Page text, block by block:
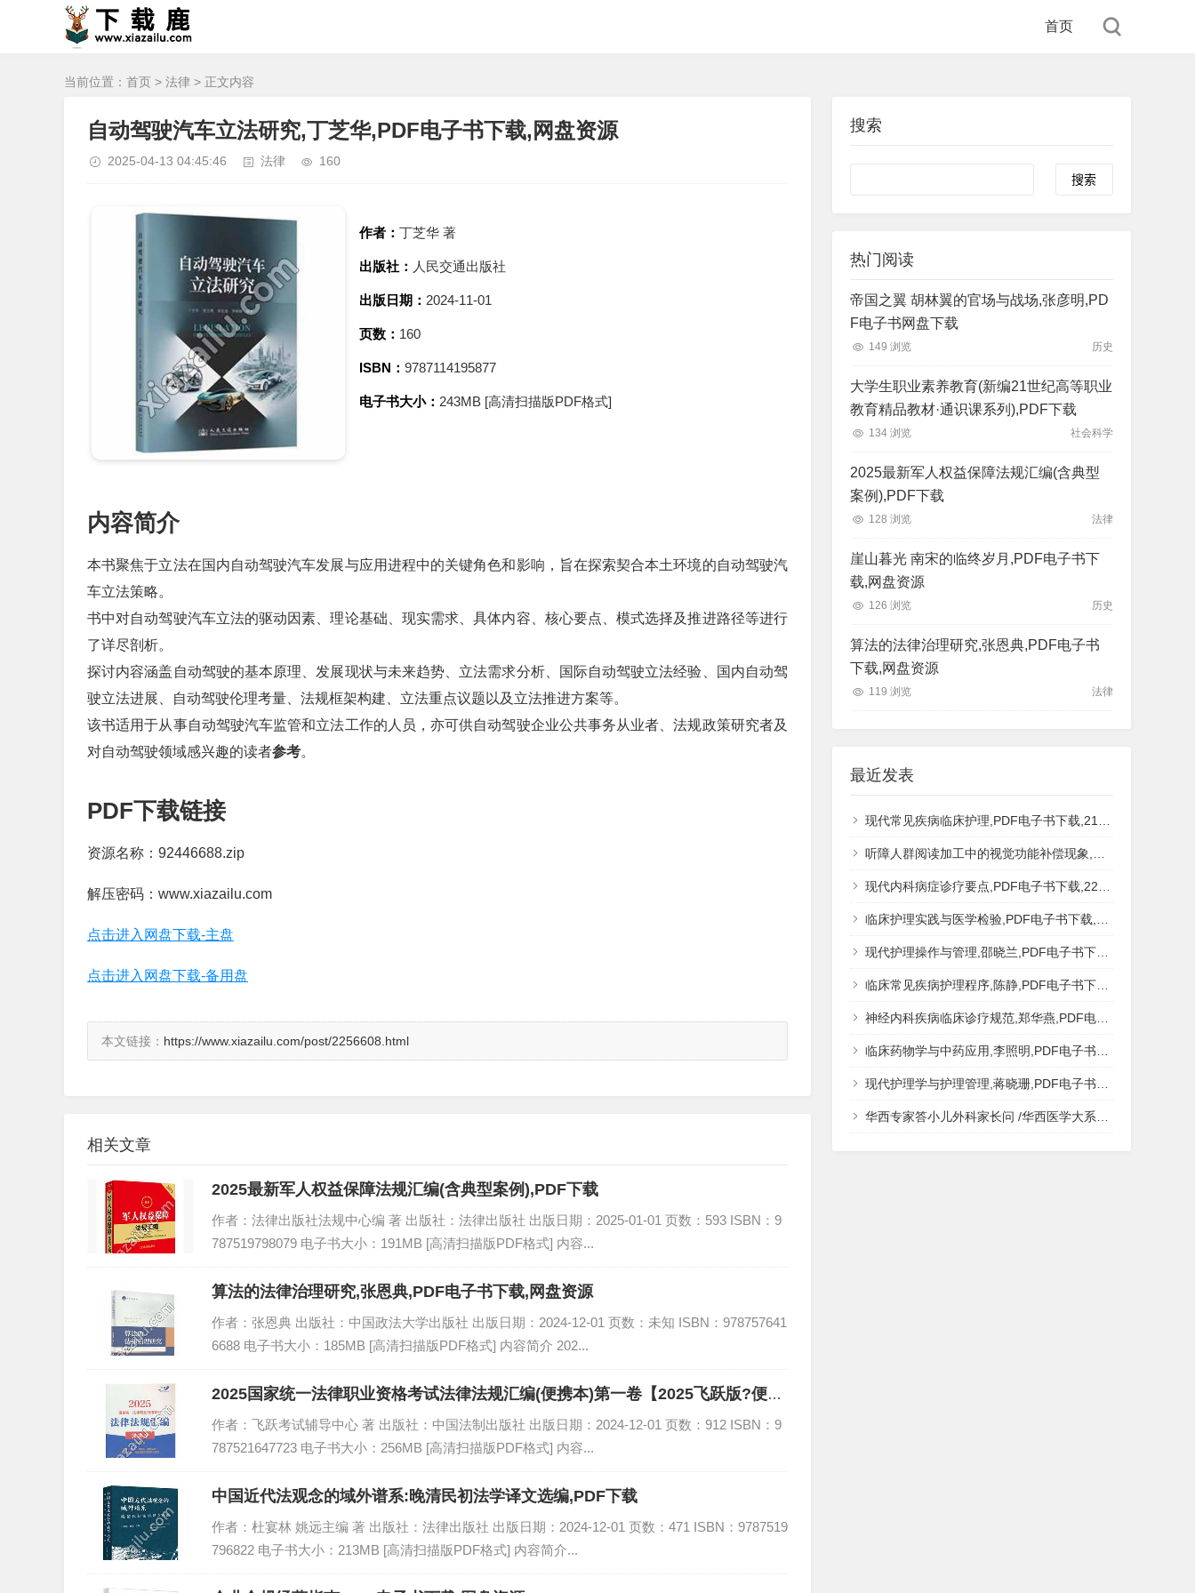
首页
当前位置： 首页 > 法律 > 正文内容
自动驾驶汽车立法研究,丁芝华,PDF电子书下载,网盘资源
2025-04-13 04:45:46 法律 160
作者： 丁芝华 著
出版社： 人民交通出版社
出版日期： 2024-11-01
页数： 160
ISBN： 9787114195877
电子书大小： 243MB [高清扫描版PDF格式]
内容简介
本书聚焦于立法在国内自动驾驶汽车发展与应用进程中的关键角色和影响，旨在探索契合本土环境的自动驾驶汽
车立法策略。
书中对自动驾驶汽车立法的驱动因素、理论基础、现实需求、具体内容、核心要点、模式选择及推进路径等进行
了详尽剖析。
探讨内容涵盖自动驾驶的基本原理、发展现状与未来趋势、立法需求分析、国际自动驾驶立法经验、国内自动驾
驶立法进展、自动驾驶伦理考量、法规框架构建、立法重点议题以及立法推进方案等。
该书适用于从事自动驾驶汽车监管和立法工作的人员，亦可供自动驾驶企业公共事务从业者、法规政策研究者及
对自动驾驶领域感兴趣的读者参考。
PDF下载链接
资源名称：92446688.zip
解压密码：www.xiazailu.com
点击进入网盘下载-主盘
点击进入网盘下载-备用盘
本文链接： https://www.xiazailu.com/post/2256608.html
相关文章
2025最新军人权益保障法规汇编(含典型案例),PDF下载
作者：法律出版社法规中心编 著 出版社：法律出版社 出版日期：2025-01-01 页数：593 ISBN：9
787519798079 电子书大小：191MB [高清扫描版PDF格式] 内容...
算法的法律治理研究,张恩典,PDF电子书下载,网盘资源
作者：张恩典 出版社：中国政法大学出版社 出版日期：2024-12-01 页数：未知 ISBN：978757641
6688 电子书大小：185MB [高清扫描版PDF格式] 内容简介 202...
2025国家统一法律职业资格考试法律法规汇编(便携本)第一卷【2025飞跃版?便…,
PDF
作者：飞跃考试辅导中心 著 出版社：中国法制出版社 出版日期：2024-12-01 页数：912 ISBN：9
787521647723 电子书大小：256MB [高清扫描版PDF格式] 内容...
中国近代法观念的域外谱系:晚清民初法学译文选编,PDF下载
作者：杜宴林 姚远主编 著 出版社：法律出版社 出版日期：2024-12-01 页数：471 ISBN：9787519
796822 电子书大小：213MB [高清扫描版PDF格式] 内容简介...
搜索
Search
热门阅读
帝国之翼 胡林翼的官场与战场,张彦明,PD
F电子书网盘下载
149 浏览 历史
大学生职业素养教育(新编21世纪高等职业
教育精品教材·通识课系列),PDF下载
134 浏览 社会科学
2025最新军人权益保障法规汇编(含典型
案例),PDF下载
128 浏览 法律
崖山暮光 南宋的临终岁月,PDF电子书下
载,网盘资源
126 浏览 历史
算法的法律治理研究,张恩典,PDF电子书
下载,网盘资源
119 浏览 法律
最近发表
现代常见疾病临床护理,PDF电子书下载,217MB,网盘资源
听障人群阅读加工中的视觉功能补偿现象,秦钊,PDF电子书下载,网盘资源
现代内科病症诊疗要点,PDF电子书下载,223MB,网盘资源
临床护理实践与医学检验,PDF电子书下载,193MB,网盘资源
现代护理操作与管理,邵晓兰,PDF电子书下载,242MB,网盘资源
临床常见疾病护理程序,陈静,PDF电子书下载,185MB,网盘资源
神经内科疾病临床诊疗规范,郑华燕,PDF电子书下载,188MB,网盘资源
临床药物学与中药应用,李照明,PDF电子书下载,202MB,网盘资源
现代护理学与护理管理,蒋晓珊,PDF电子书下载,223MB,网盘资源
华西专家答小儿外科家长问 /华西医学大系?医学科普,PDF电子书网盘下载